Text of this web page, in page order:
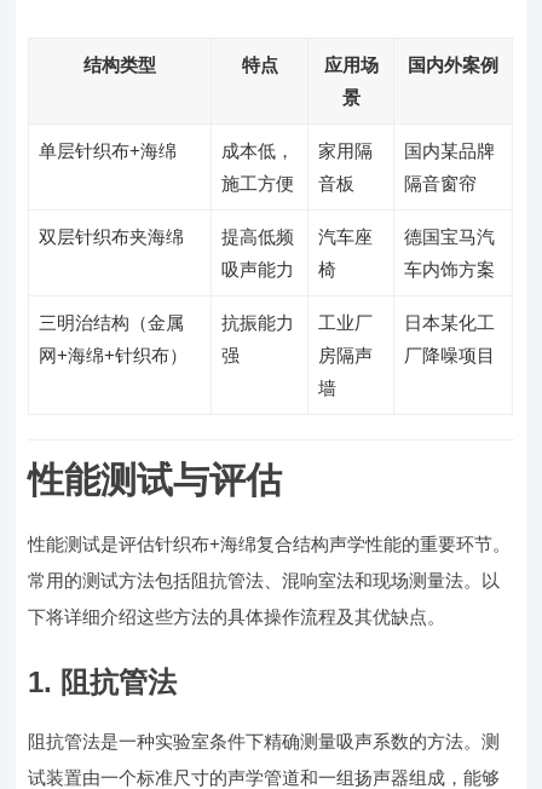
结构类型 特点
应用场
景
国内外案例
单层针织布+海绵
成本低，
施工方便
家用隔
音板
国内某品牌
隔音窗帘
双层针织布夹海绵
提高低频
吸声能力
汽车座
椅
德国宝马汽
车内饰方案
三明治结构（金属
网+海绵+针织布）
抗振能力
强
工业厂
房隔声
墙
日本某化工
厂降噪项目
性能测试与评估
性能测试是评估针织布+海绵复合结构声学性能的重要环节。
常用的测试方法包括阻抗管法、混响室法和现场测量法。以
下将详细介绍这些方法的具体操作流程及其优缺点。
1. 阻抗管法
阻抗管法是一种实验室条件下精确测量吸声系数的方法。测
试装置由一个标准尺寸的声学管道和一组扬声器组成，能够